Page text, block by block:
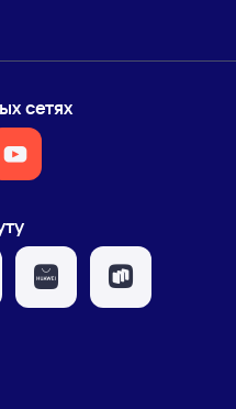
сетях